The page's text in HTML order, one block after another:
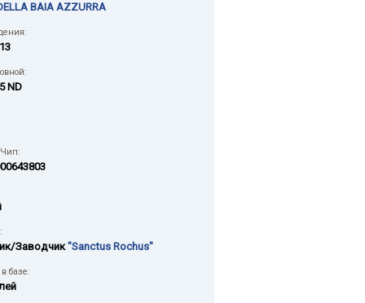
BAIA AZZURRA
ND
Заводчик"Sanctus Rochus"
базе: